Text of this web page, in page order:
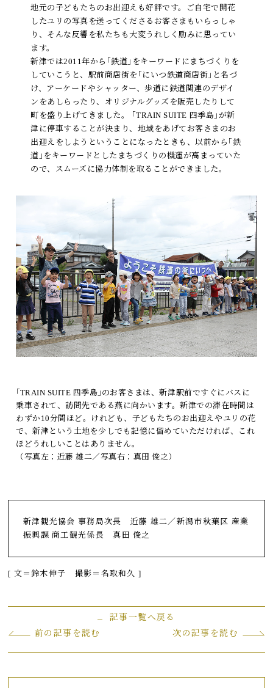
地元の子どもたちのお出迎えも好評です。ご自宅で開花
したユリの写真を送ってくださるお客さまもいらっしゃ
り、そんな反響を私たちも大変うれしく励みに思ってい
ます。
新津では2011年から｢鉄道｣をキーワードにまちづくりを
していこうと、駅前商店街を｢にいつ鉄道商店街｣と名づ
け、アーケードやシャッター、歩道に鉄道関連のデザイ
ンをあしらったり、オリジナルグッズを販売したりして
町を盛り上げてきました。 ｢TRAIN SUITE 四季島｣が新
津に停車することが決まり、地域をあげてお客さまのお
出迎えをしようということになったときも、以前から｢鉄
道｣をキーワードとしたまちづくりの機運が高まっていた
ので、スムーズに協力体制を取ることができました。
｢TRAIN SUITE 四季島｣のお客さまは、新津駅前ですぐにバスに
乗車されて、訪問先である燕に向かいます。新津での滞在時間は
わずか10分間ほど。けれども、子どもたちのお出迎えやユリの花
で、新津という土地を少しでも記憶に留めていただければ、これ
ほどうれしいことはありません。
（写真左：近藤 雄二／写真右：真田 俊之）
新津観光協会 事務局次長 近藤 雄二／新潟市秋葉区 産業
振興課 商工観光係長 真田 俊之
[ 文＝鈴木伸子 撮影＝名取和久 ]
記事一覧へ戻る
前の記事を読む
次の記事を読む